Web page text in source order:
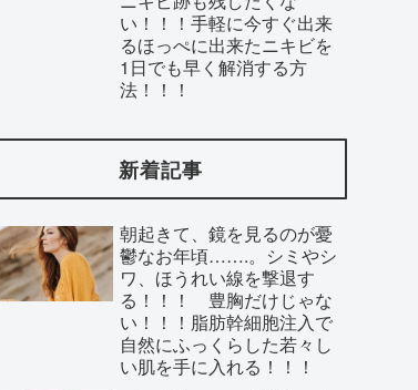
い！！！手軽に今すぐ出来
るほっぺに出来たニキビを
1日でも早く解消する方
法！！！
新着記事
朝起きて、鏡を見るのが憂
鬱なお年頃…….。シミやシ
ワ、ほうれい線を撃退す
る！！！ 豊胸だけじゃな
い！！！脂肪幹細胞注入で
自然にふっくらした若々し
い肌を手に入れる！！！